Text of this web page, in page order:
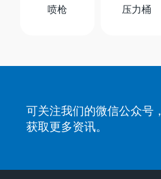
喷枪 压力桶
可关注我们的微信公众号，
获取更多资讯。